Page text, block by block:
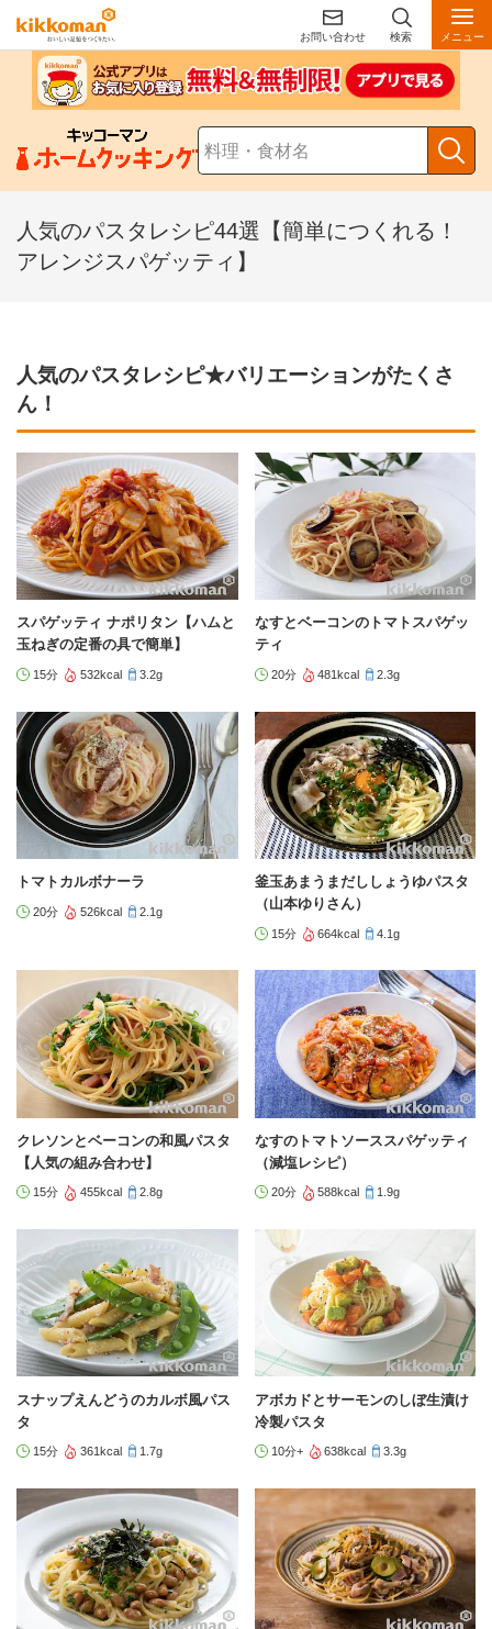
お問い合わせ 検索 メニュー
人気のパスタレシピ44選【簡単につくれる！
アレンジスパゲッティ】
人気のパスタレシピ★バリエーションがたくさ
ん！
スパゲッティ ナポリタン【ハムと
玉ねぎの定番の具で簡単】
15分 532kcal 3.2g
なすとベーコンのトマトスパゲッ
ティ
20分 481kcal 2.3g
トマトカルボナーラ
20分 526kcal 2.1g
釜玉あまうまだししょうゆパスタ
（山本ゆりさん）
15分 664kcal 4.1g
クレソンとベーコンの和風パスタ
【人気の組み合わせ】
15分 455kcal 2.8g
なすのトマトソーススパゲッティ
（減塩レシピ）
20分 588kcal 1.9g
スナップえんどうのカルボ風パス
タ
15分 361kcal 1.7g
アボカドとサーモンのしぼ生漬け
冷製パスタ
10分+ 638kcal 3.3g